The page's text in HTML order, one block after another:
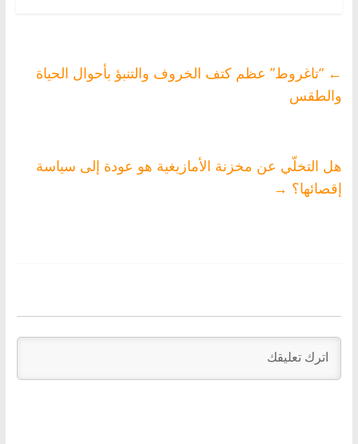
← “تاغروط” عظم كتف الخروف والتنبؤ بأحوال الحياة
والطقس
هل التخلّي عن مخزنة الأمازيغية هو عودة إلى سياسة
إقصائها؟ →